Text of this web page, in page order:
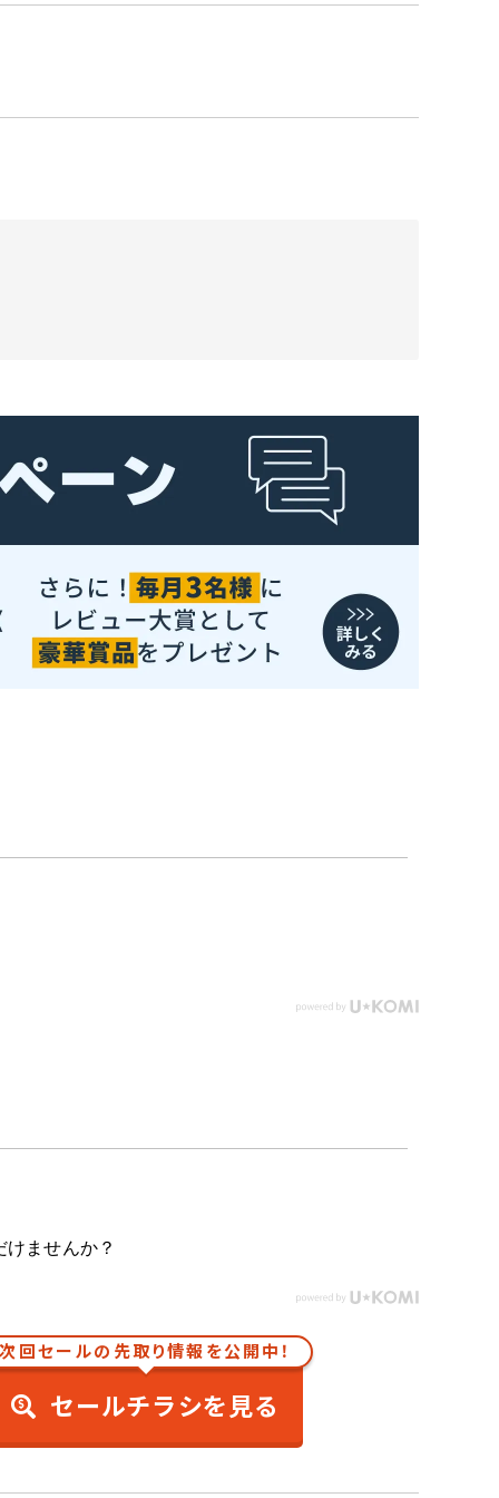
ませんか？
次回セールの先取り情報を公開中！
セールチラシを見る